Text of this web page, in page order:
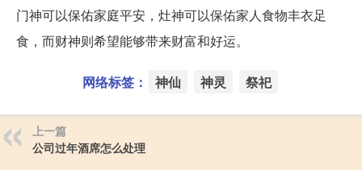
门神可以保佑家庭平安，灶神可以保佑家人食物丰衣足
食，而财神则希望能够带来财富和好运。
网络标签： 神仙 神灵 祭祀
上一篇
公司过年酒席怎么处理